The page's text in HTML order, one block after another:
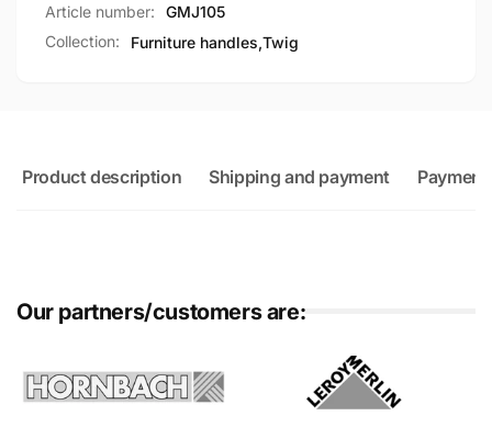
Article number:
GMJ105
Collection:
Furniture handles,Twig
Product description Shipping and payment
Our partners/customers are: